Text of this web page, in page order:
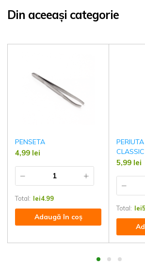
Din aceeași categorie
PENSETA
4,99 lei
Total: lei4.99
Adaugă în coș
CLASSIC
5,99 lei
Total: lei